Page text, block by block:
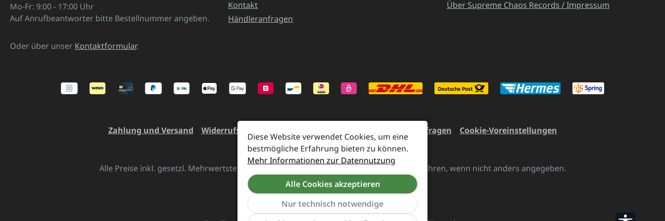
Mo-Fr: 9:00 - 17:00 Uhr
Auf Anrufbeantworter bitte Bestellnummer angeben.
Oder über unser Kontaktformular.
Kontakt
Händleranfragen
Über Supreme Chaos Records / Impressum
Zahlung und Versand Widerrufsrecht und Rücksendung Händleranfragen Cookie-Voreinstellungen
Alle Preise inkl. gesetzl. Mehrwertsteuer zzgl. und ggf. Nachnahmegebühren, wenn nicht anders angegeben.
Vertrag widerrufen
Diese Website verwendet Cookies, um eine
bestmögliche Erfahrung bieten zu können.
Mehr Informationen zur Datennutzung
Alle Cookies akzeptieren
Nur technisch notwendige